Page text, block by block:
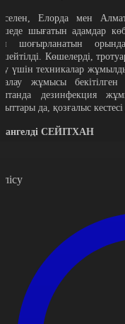
Елорда мен
шығатын адамдар
шоғырланатын
Көшелерді,
үшін техникалар
жұмысы
дезинфекция
да, қозғалыс
СЕЙІТХАН